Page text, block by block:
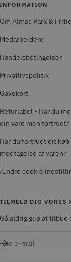
INFORMATION
Om Almas Park &
Medarbejdere
Handelsbetingelser
Privatlivspolitik
Gavekort
Returlabel - Har du
din vare men fortrudt?
Har du fortrudt dit køb
modtagelse af varen?
Ændre cookie
TILMELD DIG VORES
Gå aldrig glip af tilbud
Din e-mail